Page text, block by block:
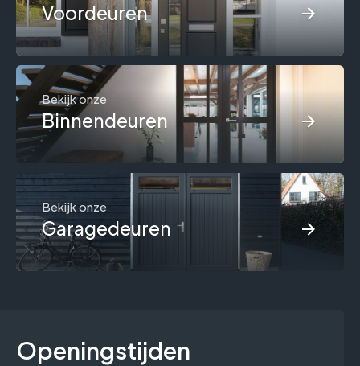
Voordeuren
Bekijk onze
Binnendeuren
Bekijk onze
Garagedeuren
Openingstijden